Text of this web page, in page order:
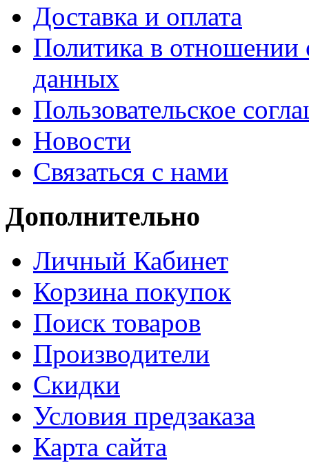
Доставка и оплата
Политика в отношении
данных
Пользовательское
Новости
Связаться с нами
Дополнительно
Личный Кабинет
Корзина покупок
Поиск товаров
Производители
Скидки
Условия предзаказа
Карта сайта